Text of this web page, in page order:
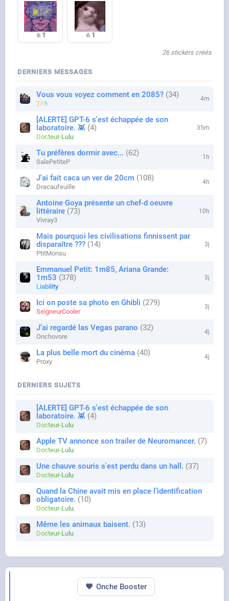
1 1
26 stickers créés
DERNIERS MESSAGES
Vous vous voyez comment en 2085? 34
TF6
4m
[ALERTE] GPT-6 s'est échappée de son
laboratoire. 👾 4
Docteur-Lulu
35m
Tu préfères dormir avec... 62
SalePetiteP
1h
J'ai fait caca un ver de 20cm 108
Dracaufeuille
4h
Antoine Goya présente un chef-d oeuvre
littéraire 73
Vivray3
10h
Mais pourquoi les civilisations finnissent par
disparaître ??? 14
PtitMonsu
3j
Emmanuel Petit: 1m85, Ariana Grande:
1m53 378
Liability
3j
Ici on poste sa photo en Ghibli 279
SeigneurCooler
3j
J’ai regardé las Vegas parano 32
Onchovore
4j
La plus belle mort du cinéma 40
Proxy
4j
DERNIERS SUJETS
[ALERTE] GPT-6 s'est échappée de son
laboratoire. 👾 4
Docteur-Lulu
Apple TV annonce son trailer de Neuromancer. 7
Docteur-Lulu
Une chauve souris s'est perdu dans un hall. 37
Docteur-Lulu
Quand la Chine avait mis en place l’identification
obligatoire.
10
Docteur-Lulu
Même les animaux baisent. 13
Docteur-Lulu
Onche Booster